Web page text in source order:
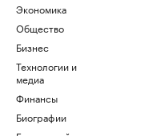
Экономика
Общество
Бизнес
Технологии и
медиа
Финансы
Биографии